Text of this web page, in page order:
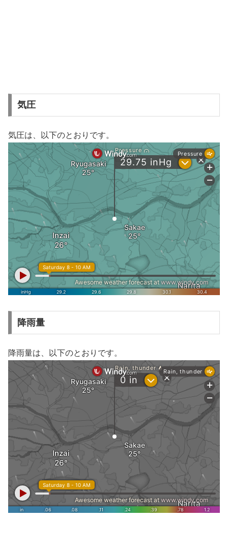
気圧
気圧は、以下のとおりです。
降雨量
降雨量は、以下のとおりです。